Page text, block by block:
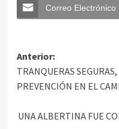
Correo Electrónico
Anterior:
TRANQUERAS
PREVENCIÓN EN EL
UNA ALBERTINA FUE